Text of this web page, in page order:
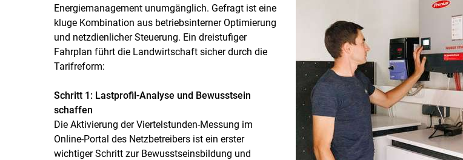
Energiemanagement unumgänglich. Gefragt ist eine
kluge Kombination aus betriebsinterner Optimierung
und netzdienlicher Steuerung. Ein dreistufiger
Fahrplan führt die Landwirtschaft sicher durch die
Tarifreform:
Schritt 1: Lastprofil-Analyse und Bewusstsein
schaffen
Die Aktivierung der Viertelstunden-Messung im
Online-Portal des Netzbetreibers ist ein erster
wichtiger Schritt zur Bewusstseinsbildung und